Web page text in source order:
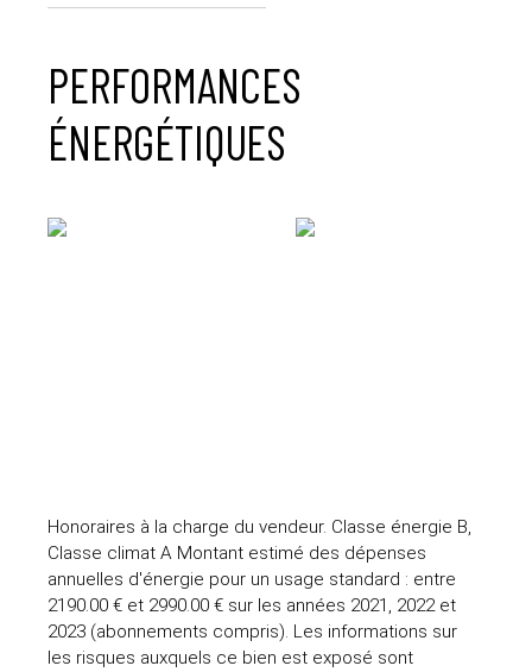
PERFORMANCES
ÉNERGÉTIQUES
Honoraires à la charge du vendeur. Classe énergie B,
Classe climat A Montant estimé des dépenses
annuelles d'énergie pour un usage standard : entre
2190.00 € et 2990.00 € sur les années 2021, 2022 et
2023 (abonnements compris). Les informations sur
les risques auxquels ce bien est exposé sont